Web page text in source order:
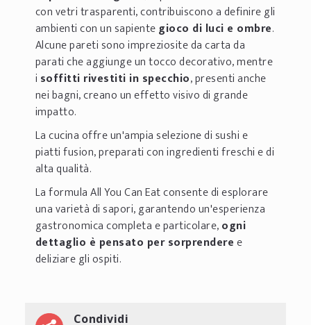
con vetri trasparenti, contribuiscono a definire gli
ambienti con un sapientegioco di luci e ombre.
Alcune pareti sono impreziosite da carta da
parati che aggiunge un tocco decorativo, mentre
i soffitti rivestiti in specchio, presenti anche
nei bagni, creano un effetto visivo di grande
impatto.
La cucina offre un'ampia selezione di sushi e
piatti fusion, preparati con ingredienti freschi e di
alta qualità.
La formula All You Can Eat consente di esplorare
una varietà di sapori, garantendo un'esperienza
gastronomica completa e particolare,ogni
dettaglio è pensato per sorprenderee
deliziare gli ospiti.
Condividi